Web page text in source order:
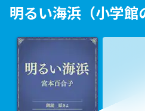
明るい海浜（小学館